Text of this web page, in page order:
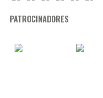
PATROCINADORES